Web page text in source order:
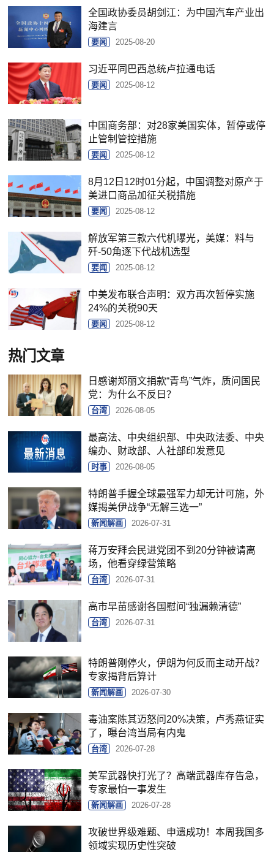
全国政协委员胡剑江：为中国汽车产业出
海建言
要闻 2025-08-20
习近平同巴西总统卢拉通电话
要闻 2025-08-12
中国商务部：对28家美国实体，暂停或停
止管制管控措施
要闻 2025-08-12
8月12日12时01分起，中国调整对原产于
美进口商品加征关税措施
要闻 2025-08-12
解放军第三款六代机曝光，美媒：料与
歼-50角逐下代战机选型
要闻 2025-08-12
中美发布联合声明：双方再次暂停实施
24%的关税90天
要闻 2025-08-12
热门文章
日感谢郑丽文捐款“青鸟”气炸，质问国民
党：为什么不反日？
台湾 2026-08-05
最高法、中央组织部、中央政法委、中央
编办、财政部、人社部印发意见
时事 2026-08-05
特朗普手握全球最强军力却无计可施，外
媒揭美伊战争“无解三选一”
新闻解画 2026-07-31
蒋万安拜会民进党团不到20分钟被请离
场，他看穿绿营策略
台湾 2026-07-31
高市早苗感谢各国慰问“独漏赖清德”
台湾 2026-07-31
特朗普刚停火，伊朗为何反而主动开战？
专家揭背后算计
新闻解画 2026-07-30
毒油案陈其迈怒问20%决策，卢秀燕证实
了，曝台湾当局有内鬼
台湾 2026-07-28
美军武器快打光了？高端武器库存告急，
专家最怕一事发生
新闻解画 2026-07-28
攻破世界级难题、申遗成功！本周我国多
领域实现历史性突破